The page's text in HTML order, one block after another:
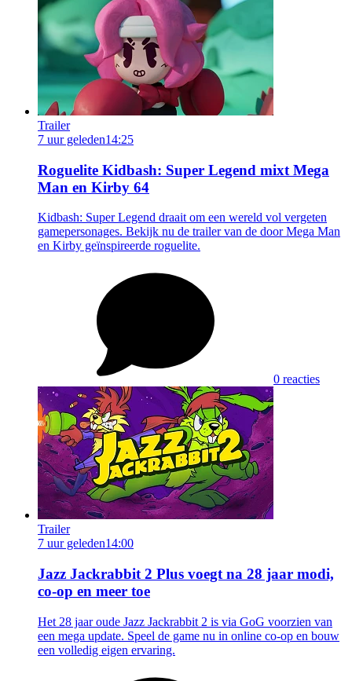
Trailer
7 uur geleden14:25
Roguelite Kidbash: Super Legend mixt Mega
Man en Kirby 64
Kidbash: Super Legend draait om een wereld vol vergeten
gamepersonages. Bekijk nu de trailer van de door Mega Man
en Kirby geïnspireerde roguelite.
0 reacties
Trailer
7 uur geleden14:00
Jazz Jackrabbit 2 Plus voegt na 28 jaar modi,
co-op en meer toe
Het 28 jaar oude Jazz Jackrabbit 2 is via GoG voorzien van
een mega update. Speel de game nu in online co-op en bouw
een volledig eigen ervaring.